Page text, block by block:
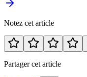
Notez cet article
Partager cet article